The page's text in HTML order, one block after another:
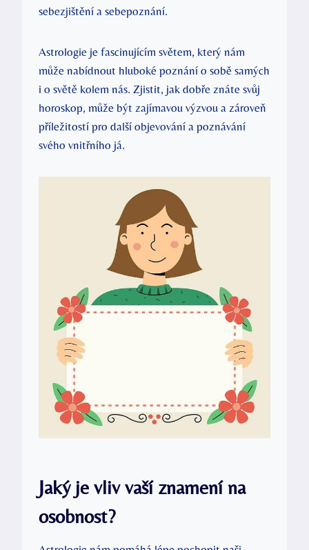
sebezjištění a sebepoznání.
Astrologie ‌je⁤ fascinujícím světem, který nám
může nabídnout hluboké poznání o sobě samých⁤
i o světě kolem nás. Zjistit, jak dobře znáte svůj
horoskop, může být zajímavou výzvou a ⁣zároveň
příležitostí pro další objevování ‌a poznávání
svého vnitřního já.
Jaký‌ je⁣ vliv vaší znamení ‍na
osobnost?